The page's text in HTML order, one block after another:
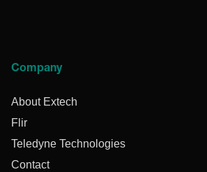
Company
About Extech
Flir
Teledyne Technologies
Contact